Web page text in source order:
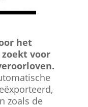
het
voor
zoals de